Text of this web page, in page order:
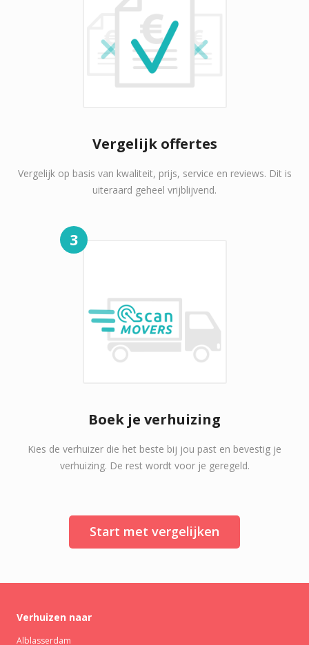
Vergelijk offertes
Vergelijk op basis van kwaliteit, prijs, service en reviews. Dit is
uiteraard geheel vrijblijvend.
3
Boek je verhuizing
Kies de verhuizer die het beste bij jou past en bevestig je
verhuizing. De rest wordt voor je geregeld.
Start met vergelijken
Verhuizen naar
Alblasserdam